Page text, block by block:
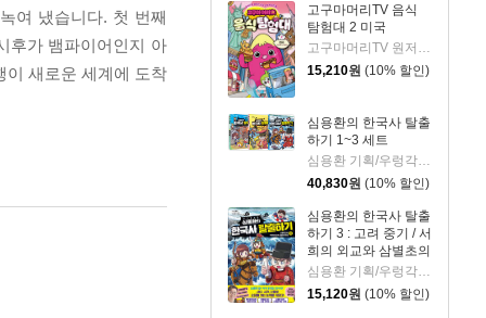
고구마머리TV 음식
탐험대 2 미국
15,210원 (10% 할인)
심용환의 한국사 탈출
하기 1~3 세트
심용환 기획/우렁각시탈 글/타니스튜디오 그림
40,830원 (10% 할인)
심용환의 한국사 탈출
하기 3 : 고려 중기 / 서
희의 외교와 삼별초의
투쟁 편
심용환 기획/우렁각시탈 글/타니스튜디오 그림
15,120원 (10% 할인)
여 냈습니다. 첫 번째
후가 뱀파이어인지 아
이 새로운 세계에 도착